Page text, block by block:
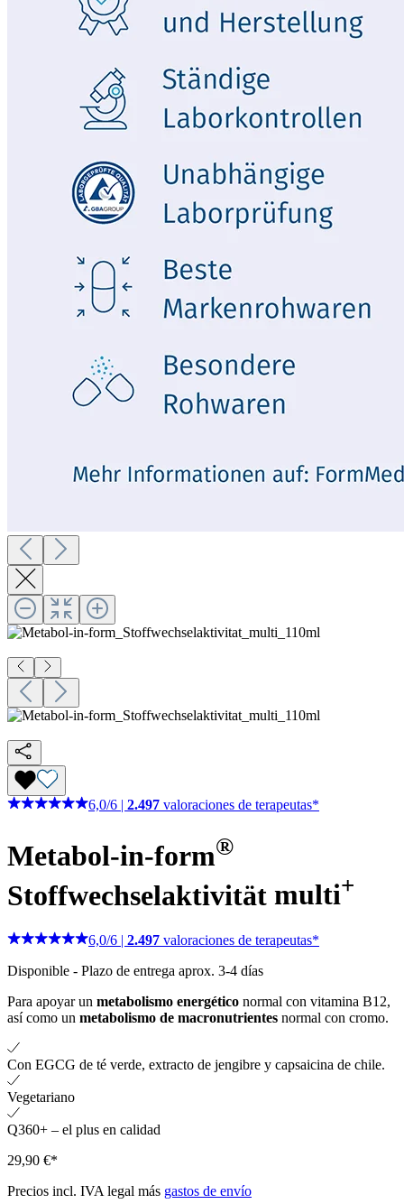
6,0/6 2.497 valoraciones de terapeutas*
Metabol-in-form®
Stoffwechselaktivität multi+
6,0/6 | 2.497 valoraciones de terapeutas*
Disponible - Plazo de entrega aprox. 3-4 días
Para apoyar un metabolismo energético normal con vitamina B12,
así como un metabolismo de macronutrientes normal con cromo.
Con EGCG de té verde, extracto de jengibre y capsaicina de chile.
Vegetariano
Q360+ – el plus en calidad
29,90 €*
Precios incl. IVA legal más gastos de envío